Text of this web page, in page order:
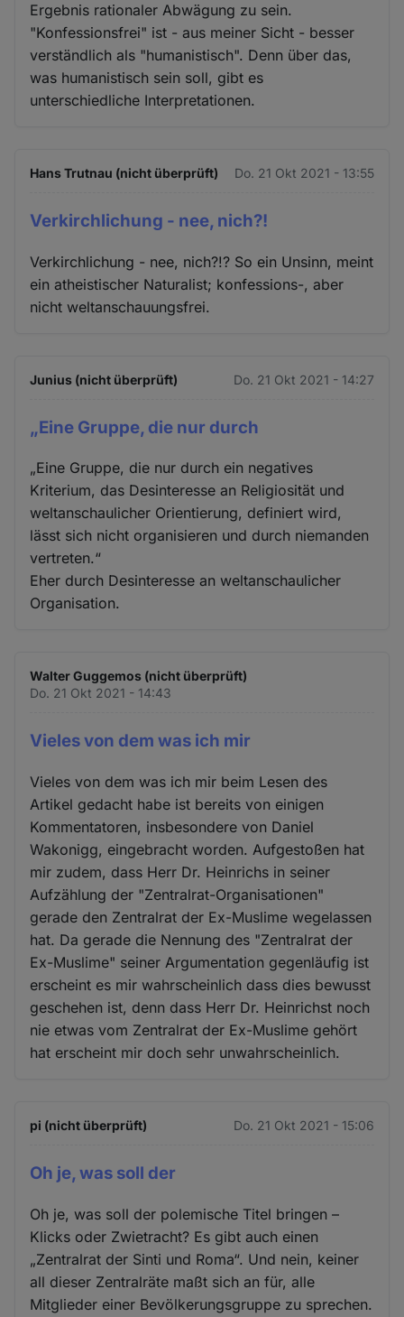
Ergebnis rationaler Abwägung zu sein.
"Konfessionsfrei" ist - aus meiner Sicht - besser
verständlich als "humanistisch". Denn über das,
was humanistisch sein soll, gibt es
unterschiedliche Interpretationen.
Hans Trutnau (nicht überprüft) Do. 21 Okt 2021 - 13:55
Verkirchlichung - nee, nich?!
Verkirchlichung - nee, nich?!? So ein Unsinn, meint
ein atheistischer Naturalist; konfessions-, aber
nicht weltanschauungsfrei.
Junius (nicht überprüft) Do. 21 Okt 2021 - 14:27
„Eine Gruppe, die nur durch
„Eine Gruppe, die nur durch ein negatives
Kriterium, das Desinteresse an Religiosität und
weltanschaulicher Orientierung, definiert wird,
lässt sich nicht organisieren und durch niemanden
vertreten.“
Eher durch Desinteresse an weltanschaulicher
Organisation.
Walter Guggemos (nicht überprüft)
Do. 21 Okt 2021 - 14:43
Vieles von dem was ich mir
Vieles von dem was ich mir beim Lesen des
Artikel gedacht habe ist bereits von einigen
Kommentatoren, insbesondere von Daniel
Wakonigg, eingebracht worden. Aufgestoßen hat
mir zudem, dass Herr Dr. Heinrichs in seiner
Aufzählung der "Zentralrat-Organisationen"
gerade den Zentralrat der Ex-Muslime wegelassen
hat. Da gerade die Nennung des "Zentralrat der
Ex-Muslime" seiner Argumentation gegenläufig ist
erscheint es mir wahrscheinlich dass dies bewusst
geschehen ist, denn dass Herr Dr. Heinrichst noch
nie etwas vom Zentralrat der Ex-Muslime gehört
hat erscheint mir doch sehr unwahrscheinlich.
pi (nicht überprüft) Do. 21 Okt 2021 - 15:06
Oh je, was soll der
Oh je, was soll der polemische Titel bringen –
Klicks oder Zwietracht? Es gibt auch einen
„Zentralrat der Sinti und Roma“. Und nein, keiner
all dieser Zentralräte maßt sich an für, alle
Mitglieder einer Bevölkerungsgruppe zu sprechen.